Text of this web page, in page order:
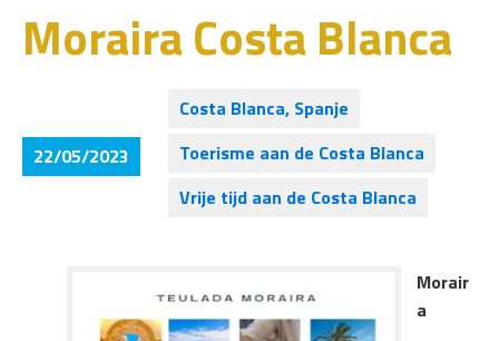
Moraira Costa Blanca
22/05/2023
Costa Blanca, Spanje
Toerisme aan de Costa Blanca
Vrije tijd aan de Costa Blanca
Morair
a